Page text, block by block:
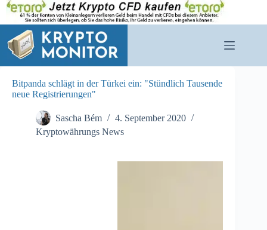
Zum
Inhalt
springen
Bitpanda schlägt in der Türkei ein: "Stündlich Tausende
neue Registrierungen"
Sascha Bém
4. September 2020
Kryptowährungs News